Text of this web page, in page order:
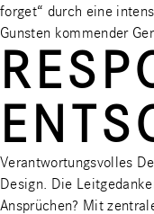
forget“ durch eine
Gunsten kommender
Verantwortungsvolles
Design. Die
Ansprüchen? Mit